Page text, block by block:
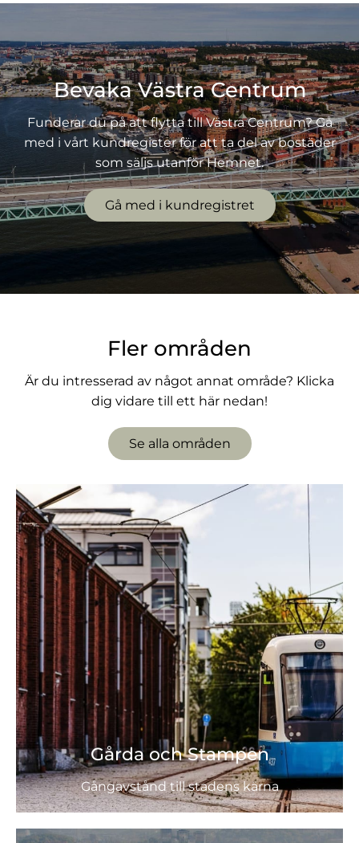
Bevaka Västra Centrum
Funderar du på att flytta till Västra Centrum? Gå
med i vårt kundregister för att ta del av bostäder
som säljs utanför Hemnet.
Gå med i kundregistret
Fler områden
Är du intresserad av något annat område? Klicka
dig vidare till ett här nedan!
Se alla områden
Gårda och Stampen
Gångavstånd till stadens kärna